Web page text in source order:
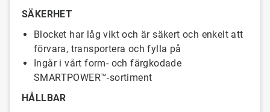
SÄKERHET
Blocket har låg vikt och är säkert och enkelt att
förvara, transportera och fylla på
Ingår i vårt form- och färgkodade
SMARTPOWER™-sortiment
HÅLLBAR